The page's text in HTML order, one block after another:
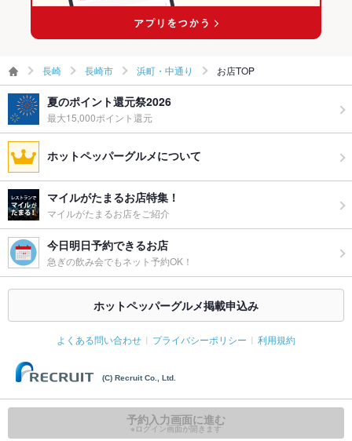
ウェディン
ー二次会
大歓迎！各種宴会特典充実！【新郎新婦無料！似顔絵プレゼン
ト・案内状作成など♪】
お祝い・サ
プライズ対
応
備考
店内、備品の破損や汚損があった場合はその損害を実費請求さ
せていただきます。
長崎 長崎市 浜町・中通り お店TOP
夏のポイント還元祭2026
最大15,000ポイント還元
ホットペッパーグルメについて
マイルがたまるお店特集！
マイルがたまるお店をご紹介
今日明日予約できるお店
急ぎの飲み会でもネット予約OK！
ホットペッパーグルメ掲載申込み
よくある問い合わせ プライバシーポリシー 利用規約
(C) Recruit Co., Ltd.
ネット予約する
この日時はリクエスト予約です
※ホットペッパーグルメサイト上からお店へ予約をリクエストします。予約リクエストを受け取
予約入力画面に進む
※ログイン画面が開きます